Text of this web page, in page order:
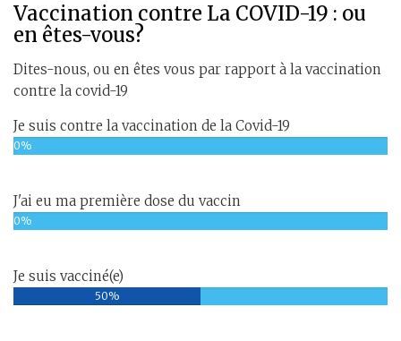
Vaccination contre La COVID-19 : ou
en êtes-vous?
Dites-nous, ou en êtes vous par rapport à la vaccination
contre la covid-19
Je suis contre la vaccination de la Covid-19
0%
J'ai eu ma première dose du vaccin
0%
Je suis vacciné(e)
50%